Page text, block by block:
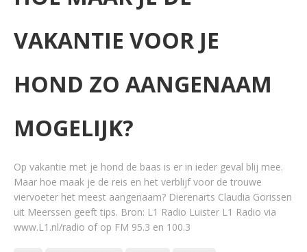
VAKANTIE VOOR JE
HOND ZO AANGENAAM
MOGELIJK?
Op vakantie met je hond de baas is er in ieder geval blij mee.
Maar hoe maak je de reis en het verblijf voor de trouwe
viervoeter het meest aangenaam? Dierenarts Claudia Gorissen
uit Meerssen geeft tips. Bron: L1 Radio Luister L1 Radio via
www.L1.nl/radio of op FM 95.3 en 100.3